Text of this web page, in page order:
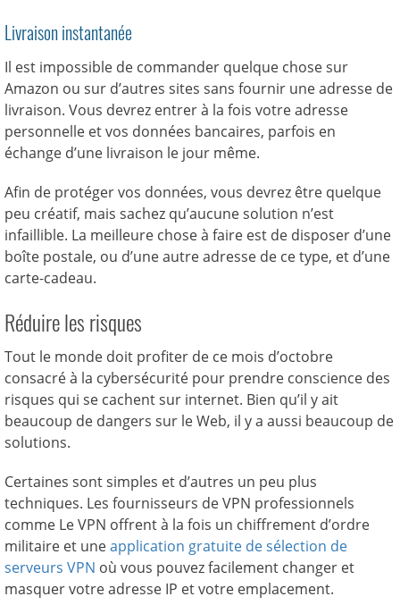
Livraison instantanée
Il est impossible de commander quelque chose sur
Amazon ou sur d’autres sites sans fournir une adresse de
livraison. Vous devrez entrer à la fois votre adresse
personnelle et vos données bancaires, parfois en
échange d’une livraison le jour même.
Afin de protéger vos données, vous devrez être quelque
peu créatif, mais sachez qu’aucune solution n’est
infaillible. La meilleure chose à faire est de disposer d’une
boîte postale, ou d’une autre adresse de ce type, et d’une
carte-cadeau.
Réduire les risques
Tout le monde doit profiter de ce mois d’octobre
consacré à la cybersécurité pour prendre conscience des
risques qui se cachent sur internet. Bien qu’il y ait
beaucoup de dangers sur le Web, il y a aussi beaucoup de
solutions.
Certaines sont simples et d’autres un peu plus
techniques. Les fournisseurs de VPN professionnels
comme Le VPN offrent à la fois un chiffrement d’ordre
militaire et uneapplication gratuite de sélection de
serveurs VPN où vous pouvez facilement changer et
masquer votre adresse IP et votre emplacement.